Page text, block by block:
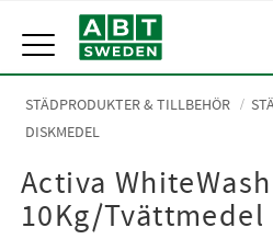
Meny
STÄDPRODUKTER & TILLBEHÖR
DISKMEDEL
Activa WhiteWash
10Kg/Tvättmedel